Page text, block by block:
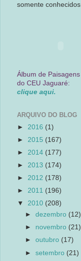
somente conhecidos
Álbum de Paisagens
do CEU Jaguaré:
clique aqui.
ARQUIVO DO BLOG
► 2016 (1)
► 2015 (167)
► 2014 (177)
► 2013 (174)
► 2012 (178)
► 2011 (196)
▼ 2010 (208)
►dezembro (12)
► novembro (21)
►outubro (17)
►setembro (21)